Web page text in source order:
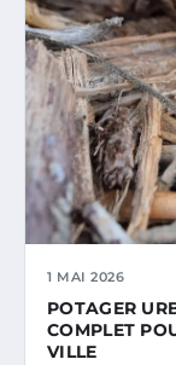
1 MAI 2026
POTAGER
COMPLET
VILLE